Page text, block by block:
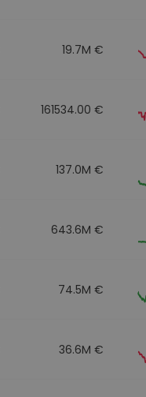
19.7M €
161534.00 €
137.0M €
643.6M €
74.5M €
36.6M €